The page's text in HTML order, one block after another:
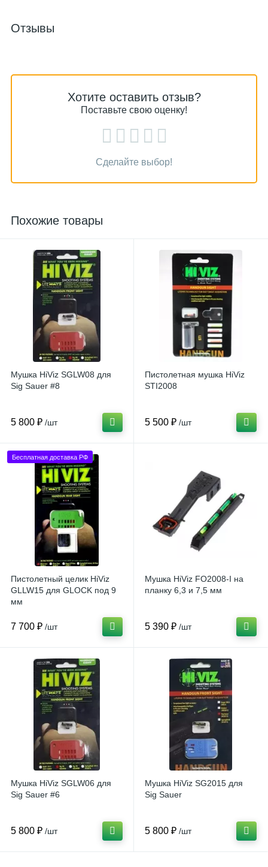
Отзывы
Хотите оставить отзыв?
Поставьте свою оценку!
Сделайте выбор!
Похожие товары
Мушка HiViz SGLW08 для
Sig Sauer #8
5 800 ₽ /шт
Пистолетная мушка HiViz
STI2008
5 500 ₽ /шт
Бесплатная доставка РФ
Пистолетный целик HiViz
GLLW15 для GLOCK под 9
мм
7 700 ₽ /шт
Мушка HiViz FO2008-I на
планку 6,3 и 7,5 мм
5 390 ₽ /шт
Мушка HiViz SGLW06 для
Sig Sauer #6
5 800 ₽ /шт
Мушка HiViz SG2015 для
Sig Sauer
5 800 ₽ /шт